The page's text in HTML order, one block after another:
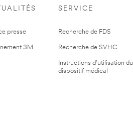
presse
3M
SERVICE
Recherche de FDS
Recherche de SVHC
Instructions d'utilisation du
dispositif médical